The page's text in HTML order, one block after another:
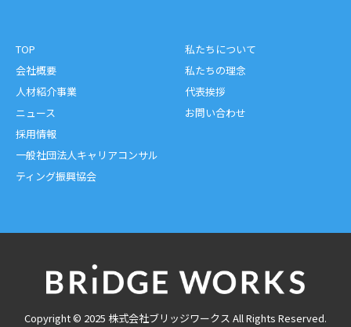
TOP
会社概要
人材紹介事業
ニュース
採用情報
私たちについて
私たちの理念
代表挨拶
お問い合わせ
一般社団法人キャリアコンサル
ティング振興協会
Copyright © 2025 株式会社ブリッジワークス All Rights Reserved.